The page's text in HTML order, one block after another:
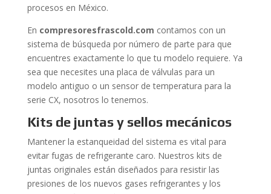
procesos en México.
En compresoresfrascold.com contamos con un
sistema de búsqueda por número de parte para que
encuentres exactamente lo que tu modelo requiere. Ya
sea que necesites una placa de válvulas para un
modelo antiguo o un sensor de temperatura para la
serie CX, nosotros lo tenemos.
Kits de juntas y sellos mecánicos
Mantener la estanqueidad del sistema es vital para
evitar fugas de refrigerante caro. Nuestros kits de
juntas originales están diseñados para resistir las
presiones de los nuevos gases refrigerantes y los